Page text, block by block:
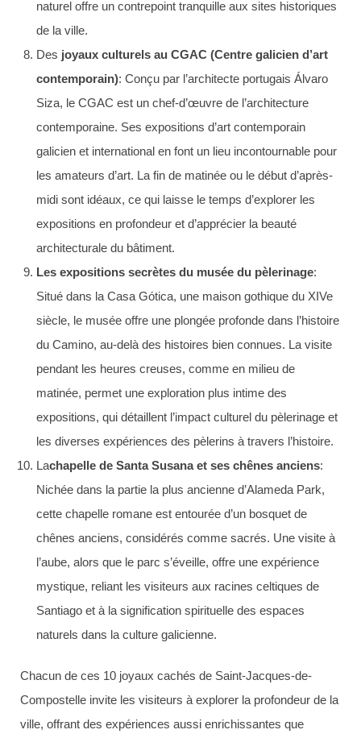
naturel offre un contrepoint tranquille aux sites historiques
de la ville.
Des joyaux culturels au CGAC (Centre galicien d’art
contemporain): Conçu par l’architecte portugais Álvaro
Siza, le CGAC est un chef-d’œuvre de l’architecture
contemporaine. Ses expositions d’art contemporain
galicien et international en font un lieu incontournable pour
les amateurs d’art. La fin de matinée ou le début d’après-
midi sont idéaux, ce qui laisse le temps d’explorer les
expositions en profondeur et d’apprécier la beauté
architecturale du bâtiment.
Les expositions secrètes du musée du pèlerinage:
Situé dans la Casa Gótica, une maison gothique du XIVe
siècle, le musée offre une plongée profonde dans l’histoire
du Camino, au-delà des histoires bien connues. La visite
pendant les heures creuses, comme en milieu de
matinée, permet une exploration plus intime des
expositions, qui détaillent l’impact culturel du pèlerinage et
les diverses expériences des pèlerins à travers l’histoire.
Lachapelle de Santa Susana et ses chênes anciens:
Nichée dans la partie la plus ancienne d’Alameda Park,
cette chapelle romane est entourée d’un bosquet de
chênes anciens, considérés comme sacrés. Une visite à
l’aube, alors que le parc s’éveille, offre une expérience
mystique, reliant les visiteurs aux racines celtiques de
Santiago et à la signification spirituelle des espaces
naturels dans la culture galicienne.
Chacun de ces 10 joyaux cachés de Saint-Jacques-de-
Compostelle invite les visiteurs à explorer la profondeur de la
ville, offrant des expériences aussi enrichissantes que